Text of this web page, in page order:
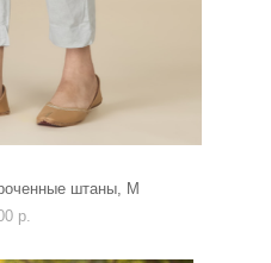
штаны, М
p.